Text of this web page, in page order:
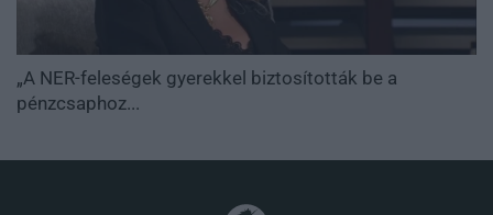
„A NER-feleségek gyerekkel biztosították be a
pénzcsaphoz...